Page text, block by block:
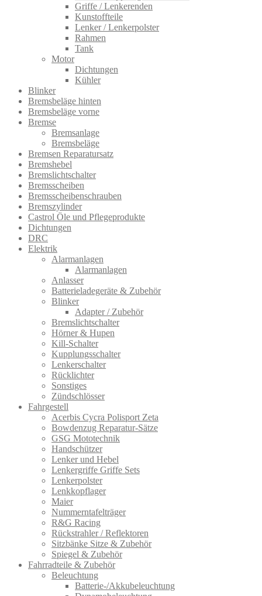
Griffe / Lenkerenden
Kunstoffteile
Lenker / Lenkerpolster
Rahmen
Tank
Motor
Dichtungen
Kühler
Blinker
Bremsbeläge hinten
Bremsbeläge vorne
Bremse
Bremsanlage
Bremsbeläge
Bremsen Reparatursatz
Bremshebel
Bremslichtsch​alter
Bremsscheiben
Bremsscheibenschrauben
Bremszylinder
Castrol Öle und Pflegeprodukte
Dichtungen
DRC
Elektrik
Alarmanlagen
Alarmanlagen
Anlasser
Batterieladegeräte & Zubehör
Blinker
Adapter / Zubehör
Bremslichtschalter
Hörner & Hupen
Kill-Schalter
Kupplungsschalter
Lenkerschalter
Rücklichter
Sonstiges
Zündschlösser
Fahrgestell
Acerbis Cycra Polisport Zeta
Bowdenzug Reparatur-Sätze
GSG Mototechnik
Handschützer
Lenker und Hebel
Lenkergriffe Griffe Sets
Lenkerpolster
Lenkkopflager
Maier
Nummerntafelträger
R&G Racing
Rückstrahler / Reflektoren
Sitzbänke Sitze & Zubehör
Spiegel & Zubehör
Fahrradteile & Zubehör
Beleuchtung
Batterie-/Akkubeleuchtung